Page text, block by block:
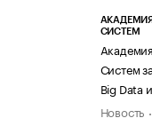
СИСТЕМ
Систем
Big Data
Новость